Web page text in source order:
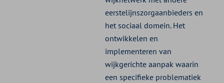
eerstelijnszorgaanbieders en
het sociaal domein. Het
ontwikkelen en
implementeren van
wijkgerichte aanpak waarin
een specifieke problematiek